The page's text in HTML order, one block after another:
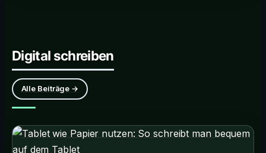
Digital schreiben
Alle Beiträge →